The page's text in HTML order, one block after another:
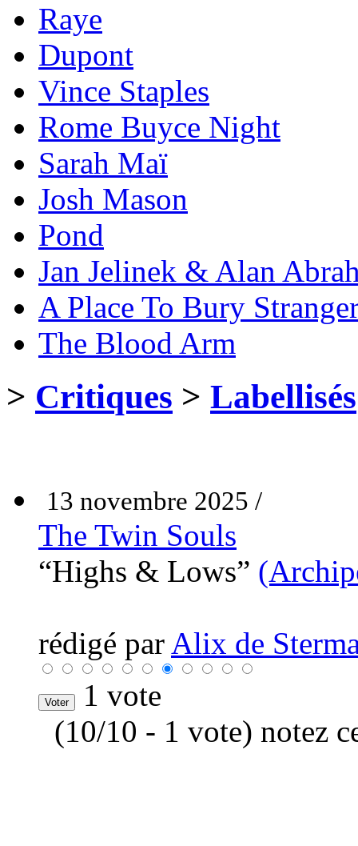
Raye
Dupont
Vince Staples
Rome Buyce Night
Sarah Maï
Josh Mason
Pond
Jan Jelinek & Alan
A Place To Bury
The Blood Arm
> Critiques > Labellisés
13 novembre 2025 /
The Twin Souls
“Highs & Lows”
rédigé par Alix de
1 vote
(10/10 - 1 vote) notez